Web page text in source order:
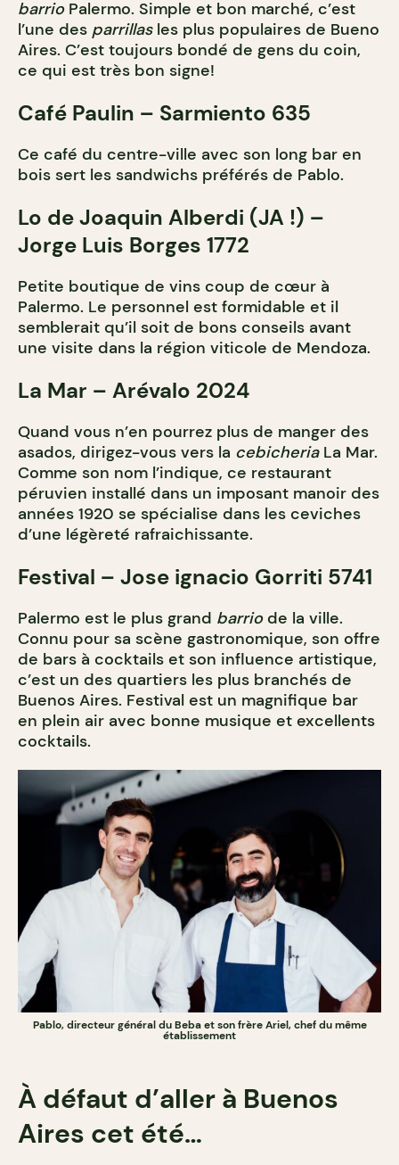
barrioPalermo. Simple et bon marché, c’est
l’une des parrillasles plus populaires de Bueno
Aires. C’est toujours bondé de gens du coin,
ce qui est très bon signe!
Café Paulin – Sarmiento 635
Ce café du centre-ville avec son long bar en
bois sert les sandwichs préférés de Pablo.
Lo de Joaquin Alberdi (JA !) –
Jorge Luis Borges 1772
Petite boutique de vins coup de cœur à
Palermo. Le personnel est formidable et il
semblerait qu’il soit de bons conseils avant
une visite dans la région viticole de Mendoza.
La Mar – Arévalo 2024
Quand vous n’en pourrez plus de manger des
asados, dirigez-vous vers la cebicheriaLa Mar.
Comme son nom l’indique, ce restaurant
péruvien installé dans un imposant manoir des
années 1920 se spécialise dans les ceviches
d’une légèreté rafraichissante.
Festival – Jose ignacio Gorriti 5741
Palermo est le plus grand barriode la ville.
Connu pour sa scène gastronomique, son offre
de bars à cocktails et son influence artistique,
c’est un des quartiers les plus branchés de
Buenos Aires. Festival est un magnifique bar
en plein air avec bonne musique et excellents
cocktails.
Pablo, directeur général du Beba et son frère Ariel, chef du même
établissement
À défaut d’aller à Buenos
Aires cet été…